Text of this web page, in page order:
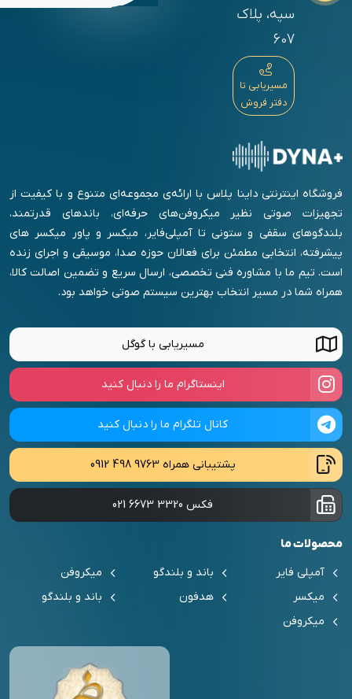
سپه، پلاک
607
مسیریابی تا
دفتر فروش
فروشگاه اینترنتی داینا پلاس با ارائه‌ی مجموعه‌ای متنوع و با کیفیت از
تجهیزات صوتی نظیر میکروفن‌های حرفه‌ای، باندهای قدرتمند،
بلندگوهای سقفی و ستونی تا آمپلی‌فایر، میکسر و پاور میکسر های
پیشرفته، انتخابی مطمئن برای فعالان حوزه صدا، موسیقی و اجرای زنده
است. تیم ما با مشاوره فنی تخصصی، ارسال سریع و تضمین اصالت کالا،
همراه شما در مسیر انتخاب بهترین سیستم صوتی خواهد بود.
مسیریابی با گوگل
اینستاگرام ما را دنبال کنید
کانال تلگرام ما را دنبال کنید
پشتیبانی همراه0912 498 9763
فکس 021 6673 3320
محصولات ما
آمپلی فایر
باند و بلندگو
میکروفن
میکسر
هدفون
باند و بلندگو
میکروفن